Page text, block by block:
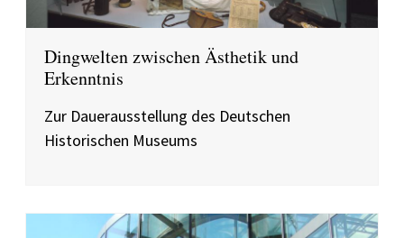
Dingwelten zwischen Ästhetik und
Erkenntnis
Zur Dauerausstellung des Deutschen
Historischen Museums